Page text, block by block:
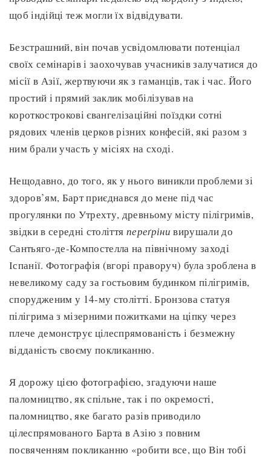
щоб індійці теж могли їх відвідувати.
Безстрашний, він почав усвідомлювати потенціал
своїх семінарів і заохочував учасників залучатися до
місії в Азії, жертвуючи як з гаманців, так і час. Його
простий і прямий заклик мобілізував на
короткострокові євангелізаційні поїздки сотні
рядових членів церков різних конфесій, які разом з
ним брали участь у місіях на сході.
Нещодавно, до того, як у нього виникли проблеми зі
здоров’ям, Барт приєднався до мене під час
прогулянки по Утрехту, древньому місту пілігримів,
звідки в середні століття переґріни вирушали до
Сантьяго-де-Компостелла на північному заході
Іспанії. Фотографія (вгорі праворуч) була зроблена в
невеликому саду за гостьовим будинком пілігримів,
спорудженим у 14-му столітті. Бронзова статуя
пілігрима з мізерними пожитками на ціпку через
плече демонструє цілеспрямованість і безмежну
відданість своєму покликанню.
Я дорожу цією фотографією, згадуючи наше
паломництво, як спільне, так і по окремості,
паломництво, яке багато разів приводило
цілеспрямованого Барта в Азію з повним
посвяченням покликанню «робити все, що Він тобі